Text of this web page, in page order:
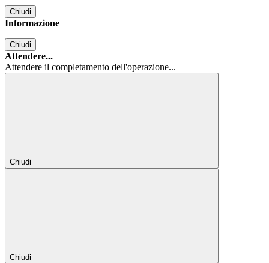
Chiudi
Informazione
Chiudi
Attendere...
Attendere il completamento dell'operazione...
Chiudi
Chiudi